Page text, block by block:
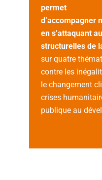
permet
d’accompagner
en s’attaquant
structurelles de
sur quatre
contre les
le changement
crises
publique au